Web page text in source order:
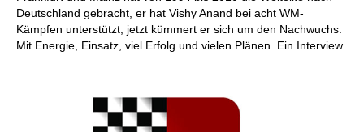
Deutschland gebracht, er hat Vishy Anand bei acht WM-
Kämpfen unterstützt, jetzt kümmert er sich um den Nachwuchs.
Mit Energie, Einsatz, viel Erfolg und vielen Plänen. Ein Interview.